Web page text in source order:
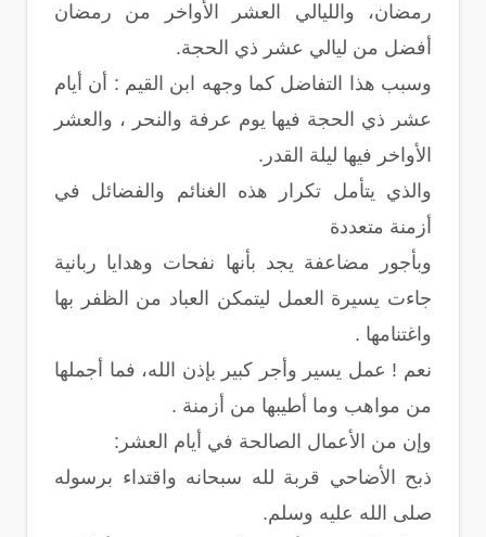
رمضان، والليالي العشر الأواخر من رمضان
أفضل من ليالي عشر ذي الحجة‏.‏
وسبب هذا التفاضل كما وجهه ابن القيم : أن أيام
عشر ذي الحجة فيها يوم عرفة والنحر ، والعشر
الأواخر فيها ليلة القدر.
والذي يتأمل تكرار هذه الغنائم والفضائل في
أزمنة متعددة
وبأجور مضاعفة يجد بأنها نفحات وهدايا ربانية
جاءت يسيرة العمل ليتمكن العباد من الظفر بها
واغتنامها .
نعم ! عمل يسير وأجر كبير بإذن الله، فما أجملها
من مواهب وما أطيبها من أزمنة .
وإن من الأعمال الصالحة في أيام العشر:
ذبح الأضاحي قربة لله سبحانه واقتداء برسوله
صلى الله عليه وسلم.